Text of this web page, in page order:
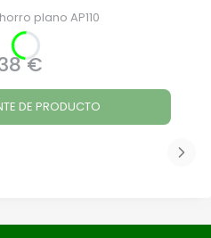
plano AP110
€
DE PRODUCTO